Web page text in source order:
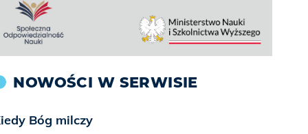
NOWOŚCI W SERWISIE
Bóg milczy